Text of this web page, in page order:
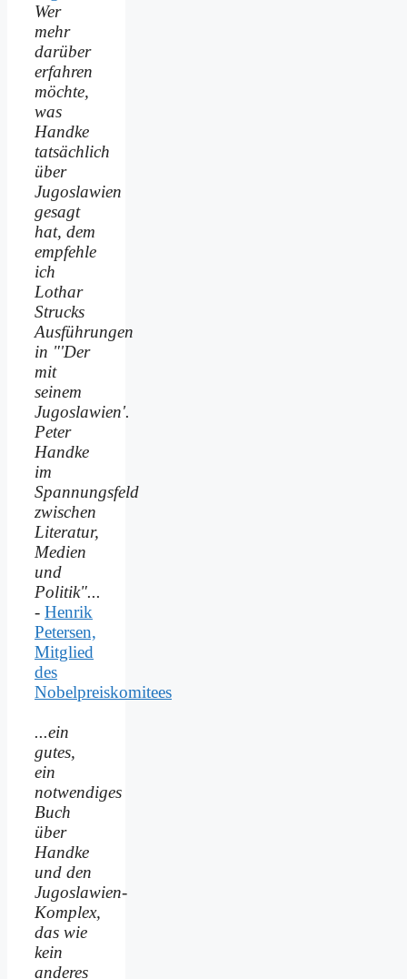
Wer
mehr
darüber
erfahren
möchte,
was
Handke
tatsächlich
über
Jugoslawien
gesagt
hat, dem
empfehle
ich
Lothar
Strucks
Ausführungen
in "'Der
mit
seinem
Jugoslawien'.
Peter
Handke
im
Spannungsfeld
zwischen
Literatur,
Medien
und
Politik"...
- Henrik
Petersen,
Mitglied
des
Nobelpreiskomitees
...ein
gutes,
ein
notwendiges
Buch
über
Handke
und den
Jugoslawien-
Komplex,
das wie
kein
anderes